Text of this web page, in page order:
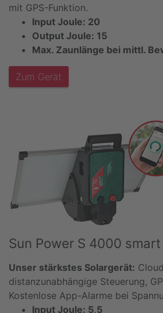
mit GPS-Funktion.
Input Joule: 20
Output Joule: 15
Max. Zaunlänge bei mittl.
Zum Gerät
Sun Power S 4000 smart
Unser stärkstes Solargerät:
distanzunabhängige Steuerung,
Kostenlose App-Alarme bei
Input Joule: 5,5